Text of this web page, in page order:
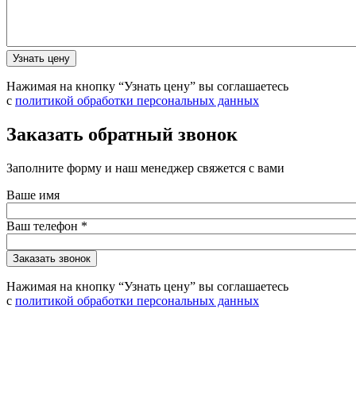
Нажимая на кнопку “Узнать цену” вы соглашаетесь
с политикой обработки персональных данных
Заказать обратный звонок
Заполните форму и наш менеджер свяжется с вами
Ваше имя
Ваш телефон *
Нажимая на кнопку “Узнать цену” вы соглашаетесь
с политикой обработки персональных данных